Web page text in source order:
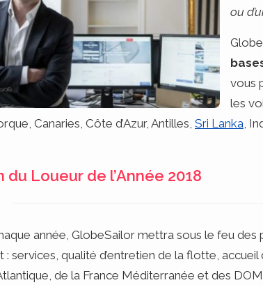
ou
vous
les
Canaries, Côte d’Azur, Antilles, Sri Lanka,
du Loueur de l’Année 2018
année, GlobeSailor mettra sous le feu
: services, qualité d’entretien de la flotte,
de la France Méditerranée et des